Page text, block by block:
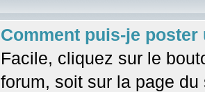
Comment puis-je
Facile, cliquez sur le
forum, soit sur la page